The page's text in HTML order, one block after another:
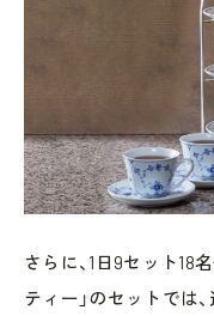
さらに、1日9セット18
ティー」のセットでは